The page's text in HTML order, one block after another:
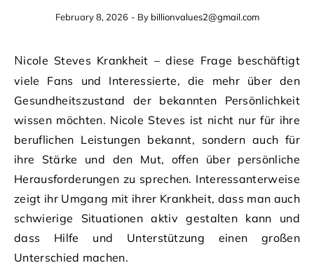
February 8, 2026 - By billionvalues2@gmail.com
Nicole Steves Krankheit – diese Frage beschäftigt
viele Fans und Interessierte, die mehr über den
Gesundheitszustand der bekannten Persönlichkeit
wissen möchten. Nicole Steves ist nicht nur für ihre
beruflichen Leistungen bekannt, sondern auch für
ihre Stärke und den Mut, offen über persönliche
Herausforderungen zu sprechen. Interessanterweise
zeigt ihr Umgang mit ihrer Krankheit, dass man auch
schwierige Situationen aktiv gestalten kann und
dass Hilfe und Unterstützung einen großen
Unterschied machen.